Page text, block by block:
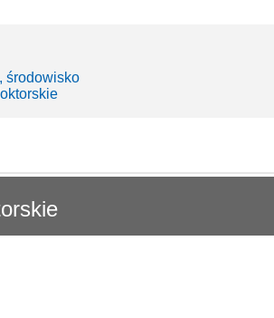
środowisko